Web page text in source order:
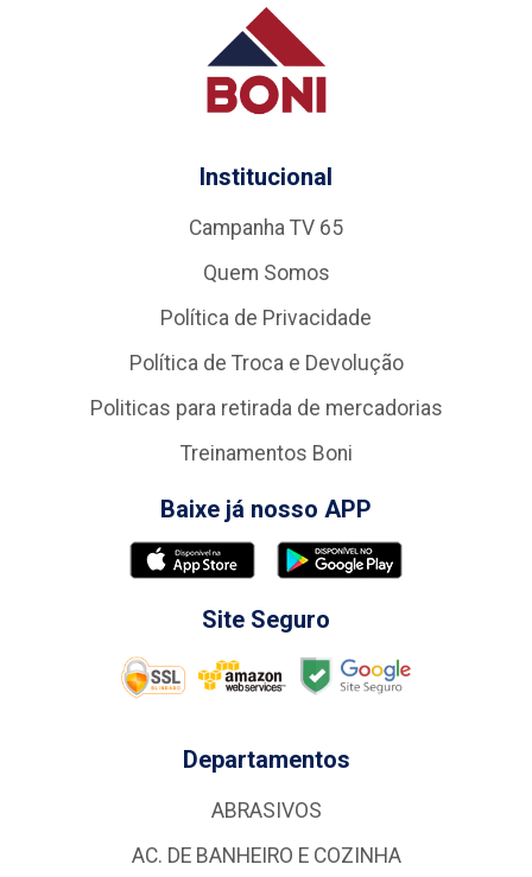
Institucional
Campanha TV 65
Quem Somos
Política de Privacidade
Política de Troca e Devolução
Politicas para retirada de mercadorias
Treinamentos Boni
Baixe já nosso APP
Site Seguro
Departamentos
ABRASIVOS
AC. DE BANHEIRO E COZINHA